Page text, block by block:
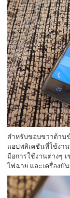
สำหรับขอบขวาด้าน
แอปพลิเคชันที่ใช้งา
มือการใช้งานต่างๆ
ไฟฉาย และเครื่องบัน